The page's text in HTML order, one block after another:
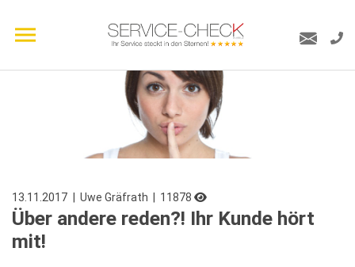
13.11.2017 | Uwe Gräfrath | 11878
Über andere reden?! Ihr Kunde hört
mit!